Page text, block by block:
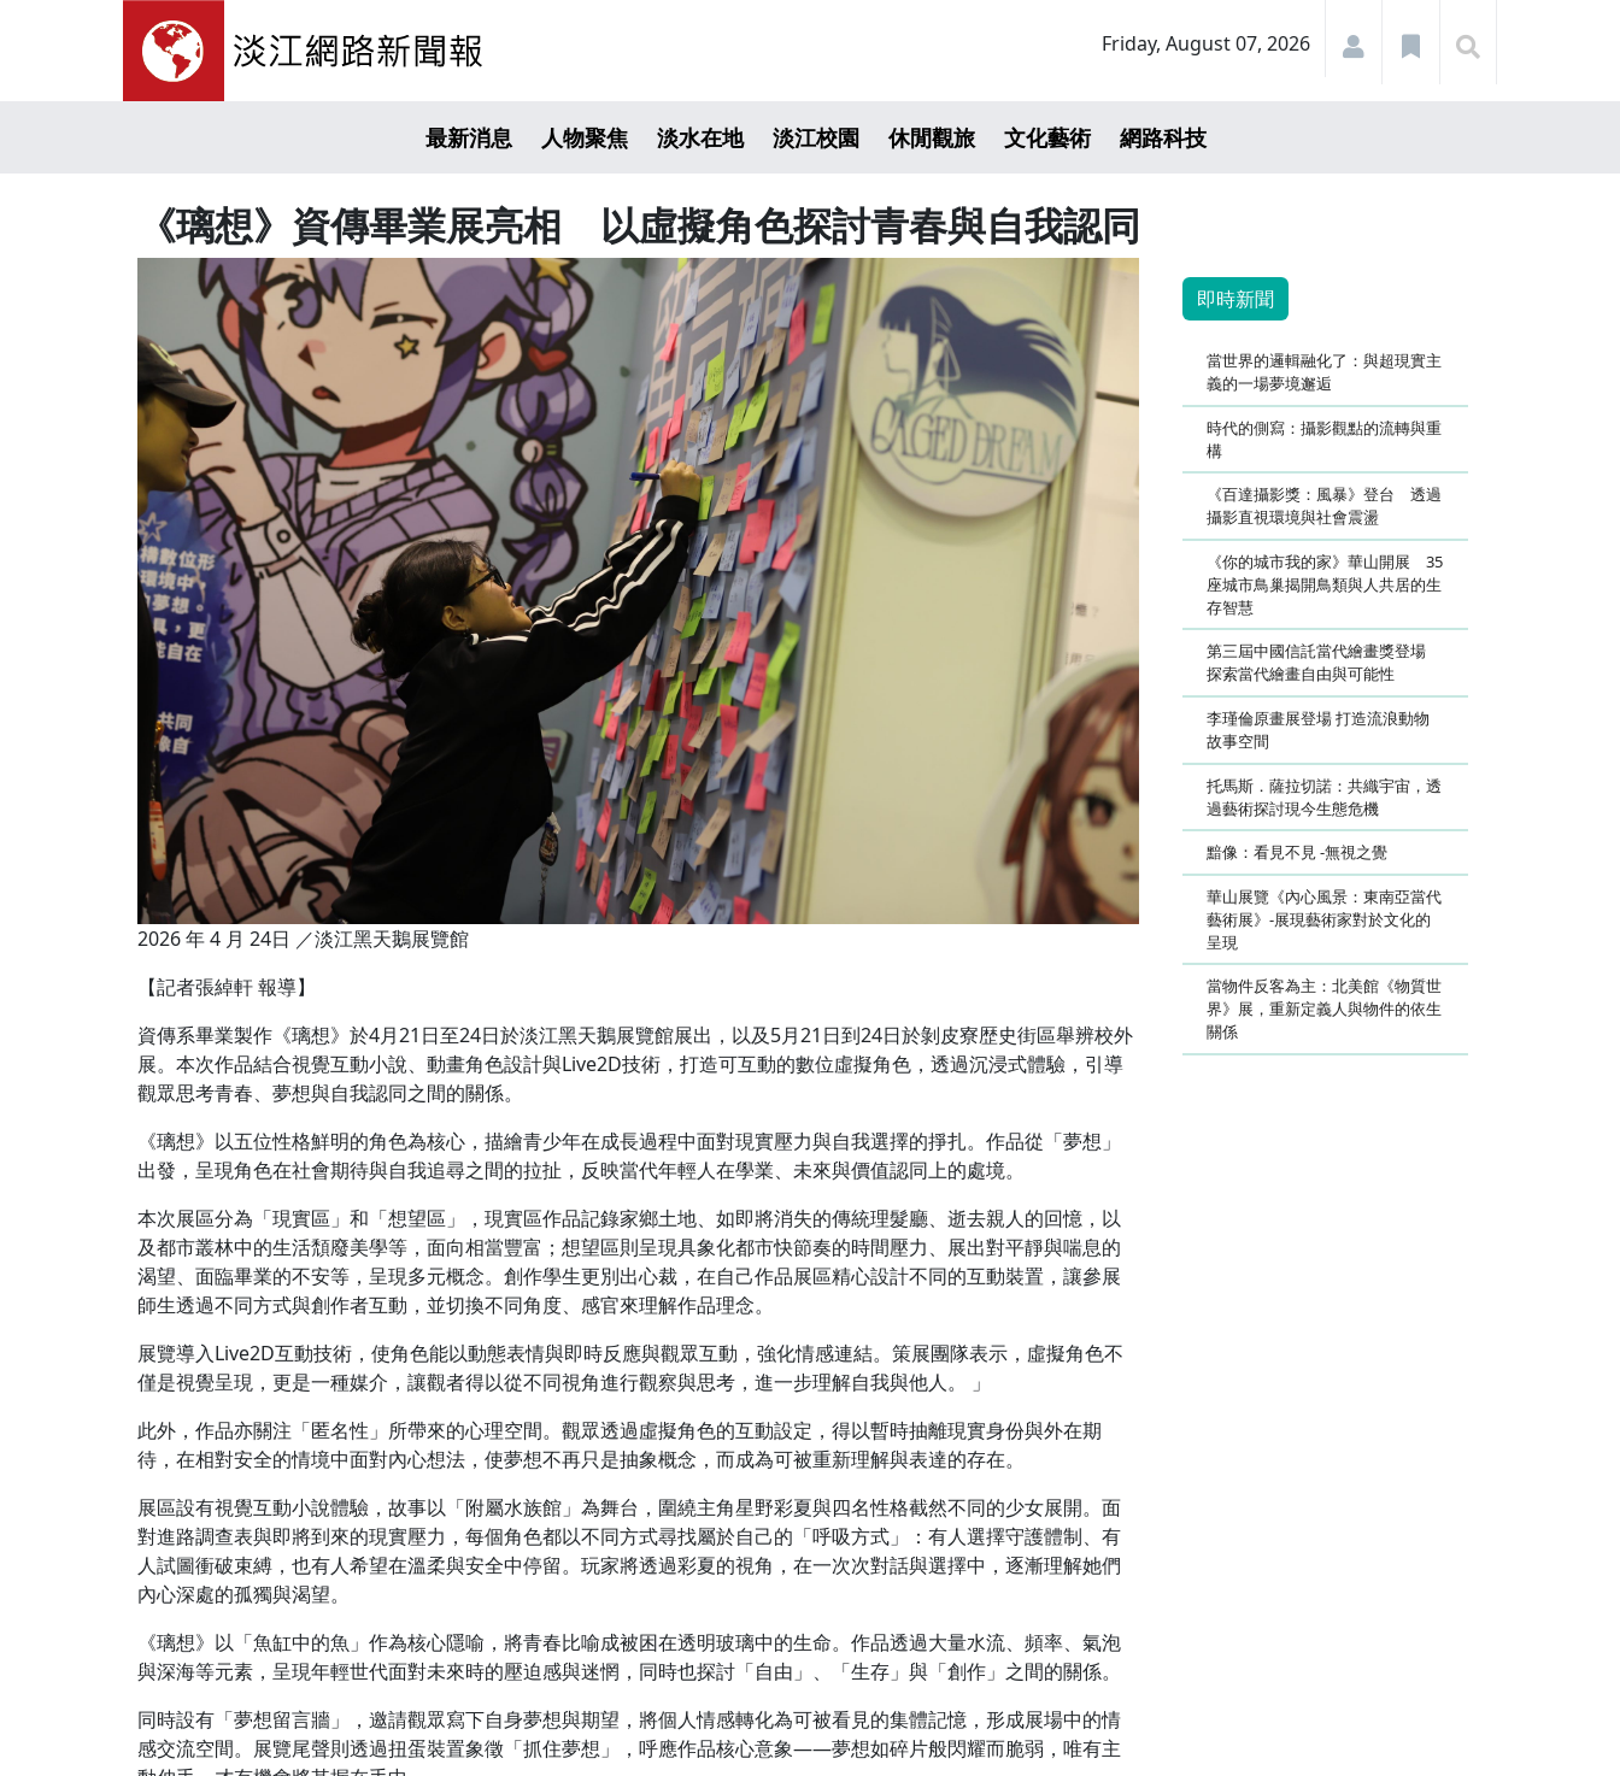
Friday, August 07, 2026
最新消息 人物聚焦 淡水在地 淡江校園 休閒觀旅 文化藝術 網路科技
《璃想》資傳畢業展亮相 以虛擬角色探討青春與自我認同
2026 年 4 月 24日 ／淡江黑天鵝展覽館
【記者張綽軒 報導】
資傳系畢業製作《璃想》於4月21日至24日於淡江黑天鵝展覽館展出，以及5月21日到24日於剝皮寮歴史街區舉辨校外
展。本次作品結合視覺互動小說、動畫角色設計與Live2D技術，打造可互動的數位虛擬角色，透過沉浸式體驗，引導
觀眾思考青春、夢想與自我認同之間的關係。
《璃想》以五位性格鮮明的角色為核心，描繪青少年在成長過程中面對現實壓力與自我選擇的掙扎。作品從「夢想」
出發，呈現角色在社會期待與自我追尋之間的拉扯，反映當代年輕人在學業、未來與價值認同上的處境。
本次展區分為「現實區」和「想望區」，現實區作品記錄家鄉土地、如即將消失的傳統理髮廳、逝去親人的回憶，以
及都市叢林中的生活頹廢美學等，面向相當豐富；想望區則呈現具象化都市快節奏的時間壓力、展出對平靜與喘息的
渴望、面臨畢業的不安等，呈現多元概念。創作學生更別出心裁，在自己作品展區精心設計不同的互動裝置，讓參展
師生透過不同方式與創作者互動，並切換不同角度、感官來理解作品理念。
展覽導入Live2D互動技術，使角色能以動態表情與即時反應與觀眾互動，強化情感連結。策展團隊表示，虛擬角色不
僅是視覺呈現，更是一種媒介，讓觀者得以從不同視角進行觀察與思考，進一步理解自我與他人。 」
此外，作品亦關注「匿名性」所帶來的心理空間。觀眾透過虛擬角色的互動設定，得以暫時抽離現實身份與外在期
待，在相對安全的情境中面對內心想法，使夢想不再只是抽象概念，而成為可被重新理解與表達的存在。
展區設有視覺互動小說體驗，故事以「附屬水族館」為舞台，圍繞主角星野彩夏與四名性格截然不同的少女展開。面
對進路調查表與即將到來的現實壓力，每個角色都以不同方式尋找屬於自己的「呼吸方式」：有人選擇守護體制、有
人試圖衝破束縛，也有人希望在溫柔與安全中停留。玩家將透過彩夏的視角，在一次次對話與選擇中，逐漸理解她們
內心深處的孤獨與渴望。
《璃想》以「魚缸中的魚」作為核心隱喻，將青春比喻成被困在透明玻璃中的生命。作品透過大量水流、頻率、氣泡
與深海等元素，呈現年輕世代面對未來時的壓迫感與迷惘，同時也探討「自由」、「生存」與「創作」之間的關係。
同時設有「夢想留言牆」，邀請觀眾寫下自身夢想與期望，將個人情感轉化為可被看見的集體記憶，形成展場中的情
感交流空間。展覽尾聲則透過扭蛋裝置象徵「抓住夢想」，呼應作品核心意象——夢想如碎片般閃耀而脆弱，唯有主
即時新聞
當世界的邏輯融化了：與超現實主
義的一場夢境邂逅
時代的側寫：攝影觀點的流轉與重
構
《百達攝影獎：風暴》登台 透過
攝影直視環境與社會震盪
《你的城市我的家》華山開展 35
座城市鳥巢揭開鳥類與人共居的生
存智慧
第三屆中國信託當代繪畫獎登場
探索當代繪畫自由與可能性
李瑾倫原畫展登場 打造流浪動物
故事空間
托馬斯．薩拉切諾：共織宇宙，透
過藝術探討現今生態危機
黯像：看見不見 -無視之覺
華山展覽《內心風景：東南亞當代
藝術展》-展現藝術家對於文化的
呈現
當物件反客為主：北美館《物質世
界》展，重新定義人與物件的依生
關係